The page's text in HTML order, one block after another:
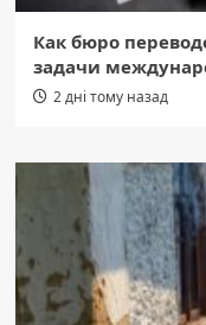
Как бюро
задачи
2 дні тому назад